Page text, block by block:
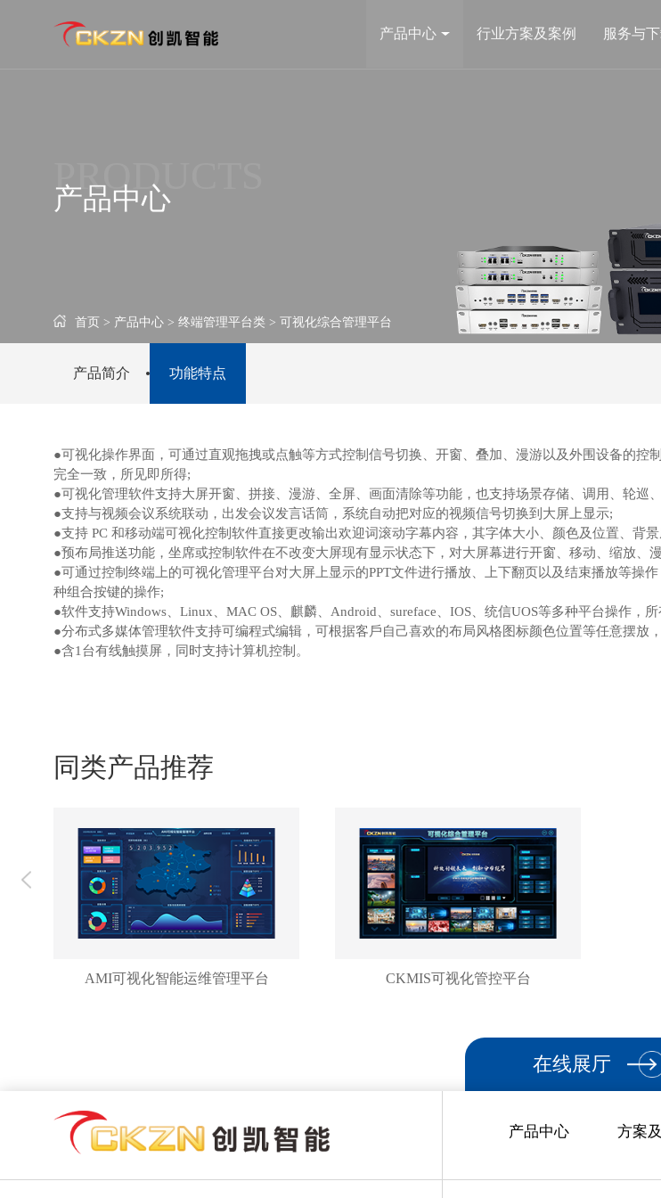
产品中心
FMK光纤非IP坐席协作管理系统
Brin-UMAX 4K超高清融合处
CK4MXLA 主动立体融合处
CK4MXLP 被动立体融合处
HDBeast网络传输器
电网监测类
输电线路在线监测系统
行业方案及案例 服务与
产品中心
PRODUCTS
首页 > 产品中心 > 终端管理平台类 > 可视化综合管理平台
产品简介 功能特点
●可视化操作界⾯，可通过直观拖拽或点触等⽅式控制信号切换、开窗、叠加、漫游以及外围设备的
完全⼀致，所⻅即所得;
●可视化管理软件⽀持⼤屏开窗、拼接、漫游、全屏、画⾯清除等功能，也⽀持场景存储、调⽤、轮
●⽀持与视频会议系统联动，出发会议发⾔话筒，系统⾃动把对应的视频信号切换到⼤屏上显⽰;
●⽀持 PC 和移动端可视化控制软件直接更改输出欢迎词滚动字幕内容，其字体⼤⼩、颜⾊及位置、背
●预布局推送功能，坐席或控制软件在不改变⼤屏现有显⽰状态下，对⼤屏幕进⾏开窗、移动、缩放、
●可通过控制终端上的可视化管理平台对⼤屏上显⽰的PPT⽂件进⾏播放、上下翻⻚以及结束播放等操
种组合按键的操作;
●软件⽀持Windows、Linux、MAC OS、麒麟、Android、sureface、IOS、统信UOS等多种平台操作，
●分布式多媒体管理软件⽀持可编程式编辑，可根据客⼾⾃⼰喜欢的布局⻛格图标颜⾊位置等任意摆放
●含1台有线触摸屏，同时⽀持计算机控制。
同类产品推荐
AMI可视化智能运维管理平台 CKMIS可视化管控平台
在线展厅
产品中心 方案